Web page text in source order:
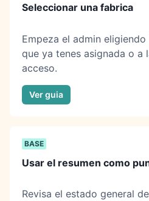
Seleccionar una fabrica
Empeza el admin
que ya tenes asignada o a
acceso.
Ver guia
BASE
Usar el resumen como
Revisa el estado general